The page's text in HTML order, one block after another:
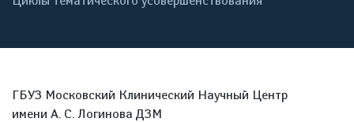
ГБУЗ Московский Клинический Научный Центр
имени А. С. Логинова ДЗМ